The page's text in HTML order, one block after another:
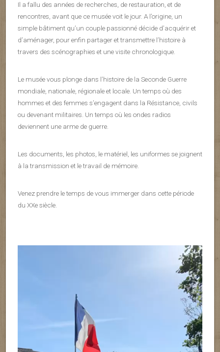
Il a fallu des années de recherches, de restauration, et de
rencontres, avant que ce musée voit le jour. A l’origine, un
simple bâtiment qu’un couple passionné décide d’acquérir et
d’aménager, pour enfin partager et transmettre l’histoire à
travers des scénographies et une visite chronologique.
Le musée vous plonge dans l’histoire de la Seconde Guerre
mondiale, nationale, régionale et locale. Un temps où des
hommes et des femmes s’engagent dans la Résistance, civils
ou devenant militaires. Un temps où les ondes radios
deviennent une arme de guerre.
Les documents, les photos, le matériel, les uniformes se joignent
à la transmission et le travail de mémoire.
Venez prendre le temps de vous immerger dans cette période
du XXe siècle.